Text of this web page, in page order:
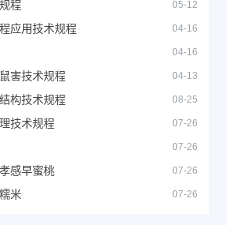
程 05-12
应用技术规程 04-16
04-16
害技术规程 04-13
构技术规程 08-25
技术规程 07-26
07-26
感早蜜桃 07-26
米 07-26